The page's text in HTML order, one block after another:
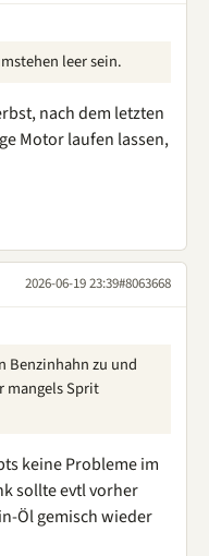
leer sein.
nach dem letzten
Motor laufen lassen,
2026-06-19 23:39#8063668
Benzinhahn zu und
mangels Sprit
keine Probleme im
sollte evtl vorher
Öl gemisch wieder